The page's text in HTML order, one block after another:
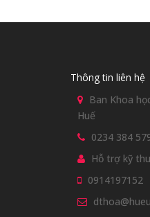
Thông tin liên hệ
Ban Khoa
Huế
0234 384
Hỗ trợ kỹ
0914197152